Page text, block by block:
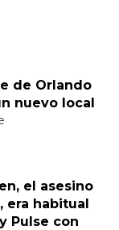
de Orlando
nuevo local
el asesino
era habitual
Pulse con